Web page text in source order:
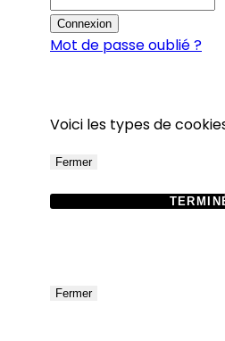
Connexion
Mot de passe oublié ?
Voici les types de
Fermer
Fermer